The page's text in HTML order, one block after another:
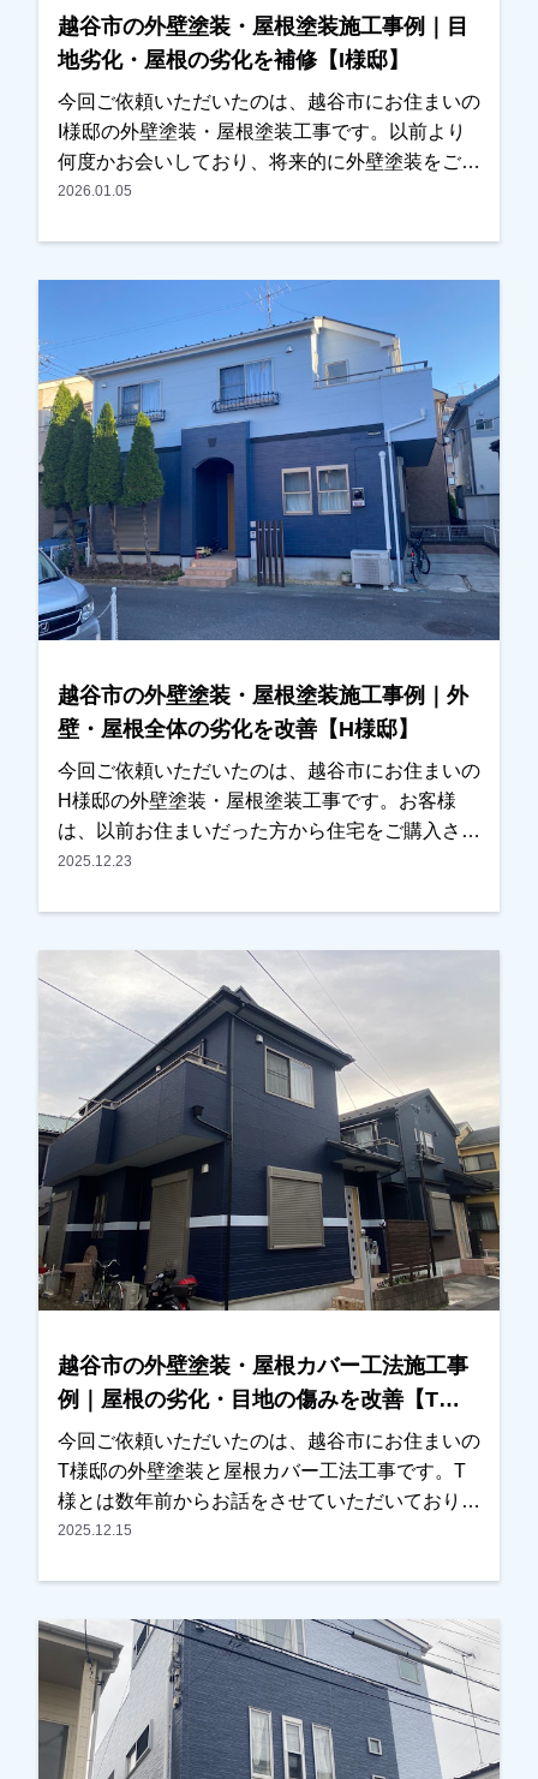
越谷市の外壁塗装・屋根塗装施工事例｜目
地劣化・屋根の劣化を補修【I様邸】
今回ご依頼いただいたのは、越谷市にお住まいの
I様邸の外壁塗装・屋根塗装工事です。以前より
何度かお会いしており、将来的に外壁塗装をご検
討されているとのお話をいただいておりました。
しいとのご相談をいただきました。現地調査を行
ったところ、・外壁の目地（コーキング）の劣
化・屋根塗膜の劣化が見られたため、外壁塗装と
屋根塗装をご提案させていただきました。カラー
シミュレーションも行い、ご希望の色味を確認し
ながら塗料や施工内容を調整し、今回施工をお任
せいただくことになりました。施工後は、「職人
さんも丁寧で安心して任せられました」「仕上が
りにも大変満足しています」とのお言葉をいただ
き、私たちも大変嬉しく思っております。この度
は大切なお住まいの外壁塗装・屋根塗装工事をお
任せいただき誠にありがとうございました。
2026.01.05
越谷市の外壁塗装・屋根塗装施工事例｜外
壁・屋根全体の劣化を改善【H様邸】
今回ご依頼いただいたのは、越谷市にお住まいの
H様邸の外壁塗装・屋根塗装工事です。お客様
は、以前お住まいだった方から住宅をご購入され
たばかりで、これから長く住まわれるにあたり、
外壁塗装ということもあり、塗装工事の流れや塗
料の種類などについて、できるだけ分かりやすく
ご説明させていただきました。また、色決めの際
にはカラーシミュレーションを使用し、何パター
ンか実際のイメージをご確認いただきながら検討
していただきました。最終的には、見本帳もご覧
いただきながら、お住まいの雰囲気に合う色を一
緒に決定いたしました。施工後は、「仕上がりも
きれいで、特に外壁の色がとても気に入っていま
す」とのお言葉をいただき、私たちも大変嬉しく
思っております。外壁塗装や屋根塗装は、工事が
終わったら終わりではなく、その後のメンテナン
スも大切です。これから長いお付き合いになるか
いつでもお気軽にご相談ください。この度は大切
なお住まいの外壁塗装・屋根塗装工事をお任せい
ただき、誠にありがとうございました。
2025.12.23
越谷市の外壁塗装・屋根カバー工法施工事
例｜屋根の劣化・目地の傷みを改善【T様
邸】
今回ご依頼いただいたのは、越谷市にお住まいの
T様邸の外壁塗装と屋根カバー工法工事です。T
様とは数年前からお話をさせていただいており、
近くに伺った際にはご挨拶をさせていただくな
の前を通り、ご挨拶に伺ったところ、以前拝見し
た時よりも屋根の劣化が進んでいる状態であるこ
とに気が付きました。その旨をお伝えし、改めて
現地調査を行い、屋根の状態を写真でご確認いた
だきました。実際に写真をご覧いただいたとこ
ろ、・屋根材の劣化・外壁の目地（コーキング）
2025.12.15